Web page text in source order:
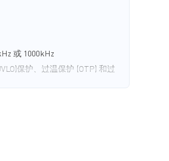
或 1000kHz
保护、过温保护 (OTP) 和过
封装